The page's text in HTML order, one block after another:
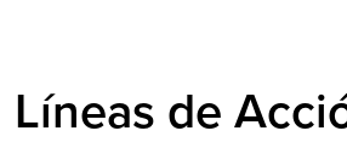
Líneas de